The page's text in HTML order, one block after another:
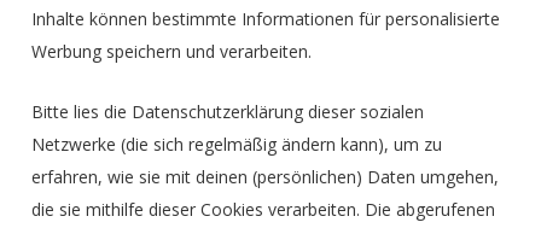
Inhalte können bestimmte Informationen für personalisierte
Werbung speichern und verarbeiten.
Bitte lies die Datenschutzerklärung dieser sozialen
Netzwerke (die sich regelmäßig ändern kann), um zu
erfahren, wie sie mit deinen (persönlichen) Daten umgehen,
die sie mithilfe dieser Cookies verarbeiten. Die abgerufenen